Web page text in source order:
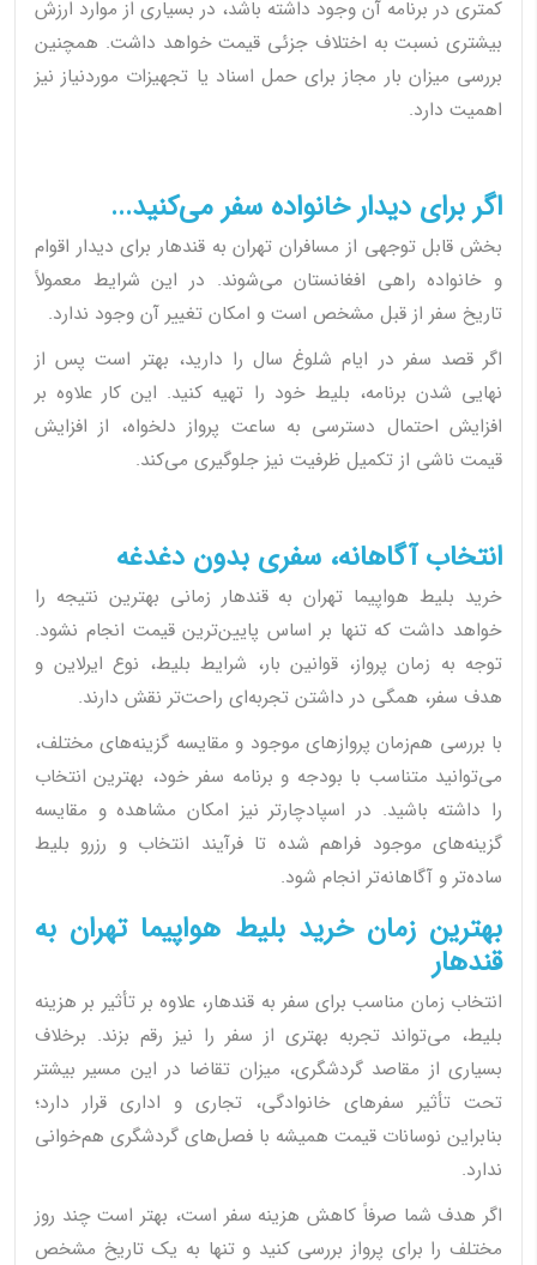
کمتری در برنامه آن وجود داشته باشد، در بسیاری از موارد ارزش
بیشتری نسبت به اختلاف جزئی قیمت خواهد داشت. همچنین
بررسی میزان بار مجاز برای حمل اسناد یا تجهیزات موردنیاز نیز
اهمیت دارد.
اگر برای دیدار خانواده سفر می‌کنید...
بخش قابل توجهی از مسافران تهران به قندهار برای دیدار اقوام
و خانواده راهی افغانستان می‌شوند. در این شرایط معمولاً
تاریخ سفر از قبل مشخص است و امکان تغییر آن وجود ندارد.
اگر قصد سفر در ایام شلوغ سال را دارید، بهتر است پس از
نهایی شدن برنامه، بلیط خود را تهیه کنید. این کار علاوه بر
افزایش احتمال دسترسی به ساعت پرواز دلخواه، از افزایش
قیمت ناشی از تکمیل ظرفیت نیز جلوگیری می‌کند.
انتخاب آگاهانه، سفری بدون دغدغه
خرید بلیط هواپیما تهران به قندهار زمانی بهترین نتیجه را
خواهد داشت که تنها بر اساس پایین‌ترین قیمت انجام نشود.
توجه به زمان پرواز، قوانین بار، شرایط بلیط، نوع ایرلاین و
هدف سفر، همگی در داشتن تجربه‌ای راحت‌تر نقش دارند.
با بررسی هم‌زمان پروازهای موجود و مقایسه گزینه‌های مختلف،
می‌توانید متناسب با بودجه و برنامه سفر خود، بهترین انتخاب
را داشته باشید. در اسپادچارتر نیز امکان مشاهده و مقایسه
گزینه‌های موجود فراهم شده تا فرآیند انتخاب و رزرو بلیط
ساده‌تر و آگاهانه‌تر انجام شود.
بهترین زمان خرید بلیط هواپیما تهران به
قندهار
انتخاب زمان مناسب برای سفر به قندهار، علاوه بر تأثیر بر هزینه
بلیط، می‌تواند تجربه بهتری از سفر را نیز رقم بزند. برخلاف
بسیاری از مقاصد گردشگری، میزان تقاضا در این مسیر بیشتر
تحت تأثیر سفرهای خانوادگی، تجاری و اداری قرار دارد؛
بنابراین نوسانات قیمت همیشه با فصل‌های گردشگری هم‌خوانی
ندارد.
اگر هدف شما صرفاً کاهش هزینه سفر است، بهتر است چند روز
مختلف را برای پرواز بررسی کنید و تنها به یک تاریخ مشخص